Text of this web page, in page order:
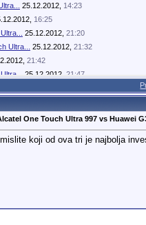
25.12.2012, 14:23
16:25
25.12.2012, 21:20
Ultra... 25.12.2012, 21:32
21:42
25.12.2012, 21:47
One Touch Ultra 997 vs Huawei
koji od ova tri je najbolja